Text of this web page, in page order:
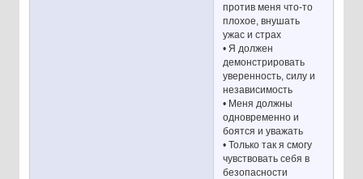
против меня что-то
плохое, внушать
ужас и страх
• Я должен
демонстрировать
уверенность, силу и
независимость
• Меня должны
одновременно и
боятся и уважать
• Только так я смогу
чувствовать себя в
безопасности